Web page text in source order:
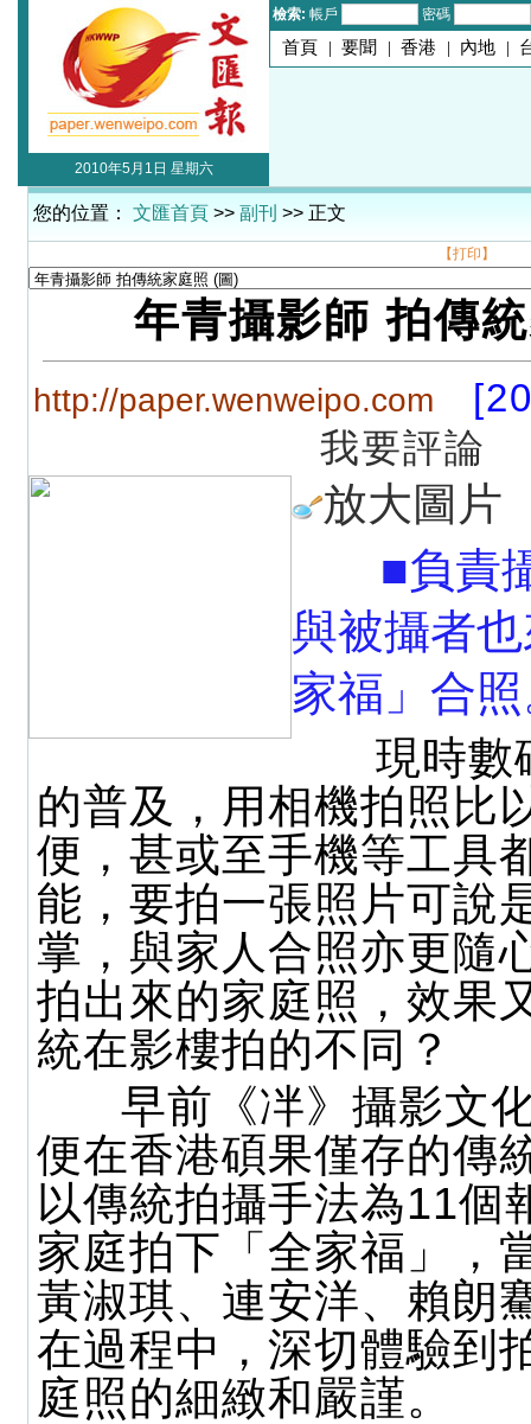
檢索: 帳戶 密碼
首頁 | 要聞 | 香港 | 內地 |
2010年5月1日 星期六
您的位置： 文匯首頁 >> 副刊 >> 正文
【打印】
年青攝影師 拍傳
http://paper.wenweipo.com
我要評論
放大圖片
■負責
與被攝者
家福」合
現時數
的普及，用相機拍照比
便，甚或至手機等工具
能，要拍一張照片可說
掌，與家人合照亦更隨
拍出來的家庭照，效果
統在影樓拍的不同？
早前《冸》攝影文
便在香港碩果僅存的傳
以傳統拍攝手法為11個
家庭拍下「全家福」，
黃淑琪、連安洋、賴朗
在過程中，深切體驗到
庭照的細緻和嚴謹。